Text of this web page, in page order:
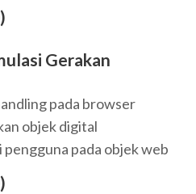
Gerakan
pada browser
objek digital
pada objek web